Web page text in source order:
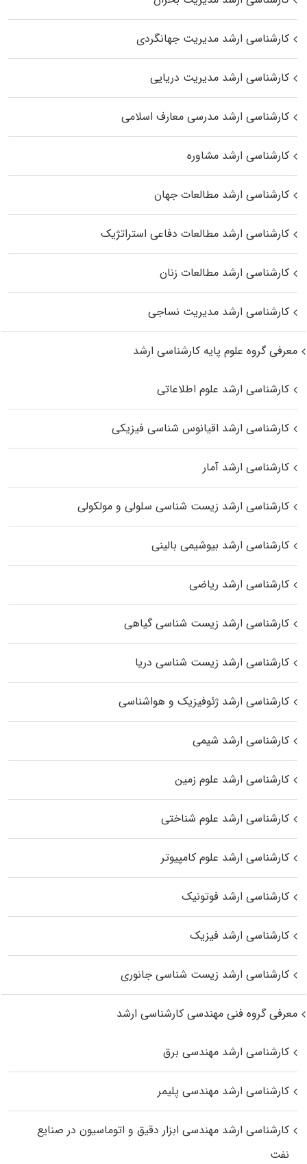
کارشناسی ارشد مدیریت جهانگردی
کارشناسی ارشد مدیریت دریایی
کارشناسی ارشد مدرسی معارف اسلامی
کارشناسی ارشد مشاوره
کارشناسی ارشد مطالعات جهان
کارشناسی ارشد مطالعات دفاعی استراتژیک
کارشناسی ارشد مطالعات زنان
کارشناسی ارشد مدیریت نساجی
معرفی گروه علوم پایه کارشناسی ارشد
کارشناسی ارشد علوم اطلاعاتی
کارشناسی ارشد اقیانوس‌ شناسی فیزیکی
کارشناسی ارشد آمار
کارشناسی ارشد زیست شناسی سلولی و مولکولی
کارشناسی ارشد بیوشیمی بالینی
کارشناسی ارشد ریاضی
کارشناسی ارشد زیست‌ شناسی گیاهی
کارشناسی ارشد زیست‌ شناسی دریا
کارشناسی ارشد ژئوفیزیک و هواشناسی
کارشناسی ارشد شیمی
کارشناسی ارشد علوم زمین
کارشناسی ارشد علوم شناختی
کارشناسی ارشد علوم کامپیوتر
کارشناسی ارشد فوتونیک
کارشناسی ارشد فیزیک
کارشناسی ارشد زیست‌ شناسی جانوری
معرفی گروه فنی مهندسی کارشناسی ارشد
کارشناسی ارشد مهندسی برق
کارشناسی ارشد مهندسی پلیمر
کارشناسی ارشد مهندسی ابزار دقیق و اتوماسیون در صنایع
نفت